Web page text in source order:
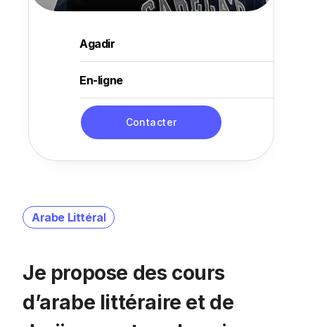
Arabe Littéral
Je propose des cours
d’arabe littéraire et de
Agadir
En-ligne
Contacter